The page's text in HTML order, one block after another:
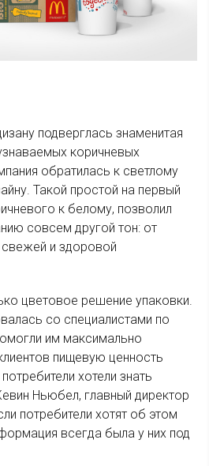
подверглась знаменитая
коричневых
обратилась к светлому
Такой простой на первый
к белому, позволил
совсем другой тон: от
и здоровой
цветовое решение упаковки.
со специалистами по
им максимально
пищевую ценность
хотели знать
Ньюбел, главный директор
потребители хотят об этом
всегда была у них под